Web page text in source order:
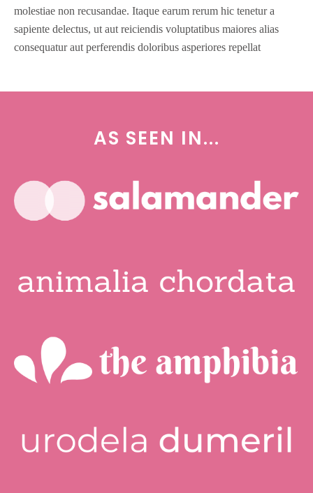
molestiae non recusandae. Itaque earum rerum hic tenetur a
sapiente delectus, ut aut reiciendis voluptatibus maiores alias
consequatur aut perferendis doloribus asperiores repellat
AS SEEN IN...